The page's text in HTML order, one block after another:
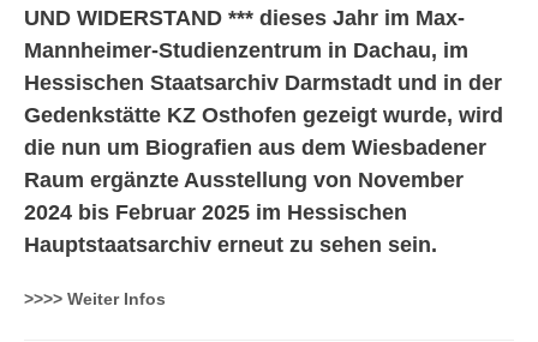
UND WIDERSTAND *** dieses Jahr im Max-
Mannheimer-Studienzentrum in Dachau, im
Hessischen Staatsarchiv Darmstadt und in der
Gedenkstätte KZ Osthofen gezeigt wurde, wird
die nun um Biografien aus dem Wiesbadener
Raum ergänzte Ausstellung von November
2024 bis Februar 2025 im Hessischen
Hauptstaatsarchiv erneut zu sehen sein.
>>>> Weiter Infos